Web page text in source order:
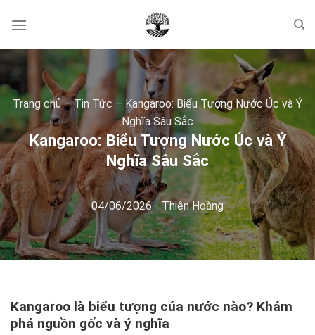
Trang chủ–Tin Tức – Kangaroo: Biểu Tượng Nước Úc và Ý
Nghĩa Sâu Sắc
Kangaroo: Biểu Tượng Nước Úc và Ý
Nghĩa Sâu Sắc
04/06/2026-Thiên Hoàng
Kangaroo là biểu tượng của nước nào? Khám
phá nguồn gốc và ý nghĩa